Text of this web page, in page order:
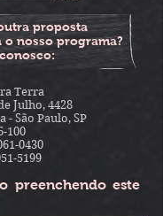
proposta
o nosso programa?
preenchendo este
Terra
Julho, 4428
- São Paulo, SP
100
0430
5199